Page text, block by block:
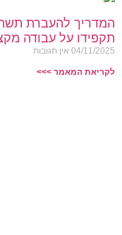
המדריך להעברת
תקפידו על עבודה
04/11/2025 אין תגובות
לקריאת המאמר >>>